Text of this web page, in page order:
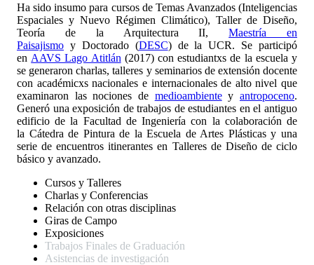
Ha sido insumo para cursos de Temas Avanzados (Inteligencias
Espaciales y Nuevo Régimen Climático), Taller de Diseño,
Teoría de la Arquitectura II,Maestría en
Paisajismo y Doctorado (DESC) de la UCR. Se participó
en AAVS Lago Atitlán (2017) con estudiantxs de la escuela y
se generaron charlas, talleres y seminarios de extensión docente
con académicxs nacionales e internacionales de alto nivel que
examinaron las nociones de medioambienteyantropoceno.
Generó una exposición de trabajos de estudiantes en el antiguo
edificio de la Facultad de Ingeniería con la colaboración de
la Cátedra de Pintura de la Escuela de Artes Plásticas y una
serie de encuentros itinerantes en Talleres de Diseño de ciclo
básico y avanzado.
Cursos y Talleres
Charlas y Conferencias
Relación con otras disciplinas
Giras de Campo
Exposiciones
Trabajos Finales de Graduación
Asistencias de investigación